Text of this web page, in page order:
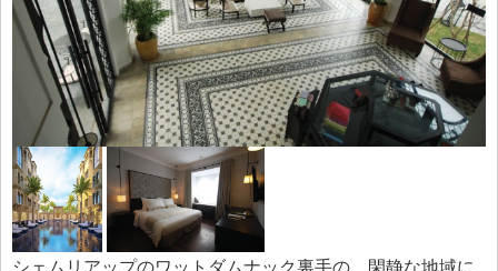
シェムリアップのワットダムナック裏手の、閑静な地域に